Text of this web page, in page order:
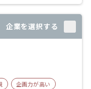
企業を選択する
企画力が高い